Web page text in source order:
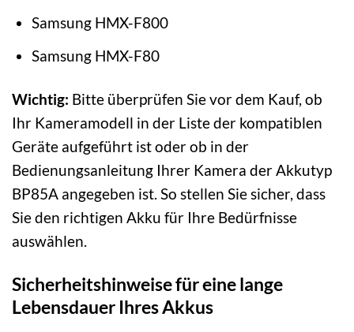
Samsung HMX-F800
Samsung HMX-F80
Wichtig: Bitte überprüfen Sie vor dem Kauf, ob
Ihr Kameramodell in der Liste der kompatiblen
Geräte aufgeführt ist oder ob in der
Bedienungsanleitung Ihrer Kamera der Akkutyp
BP85A angegeben ist. So stellen Sie sicher, dass
Sie den richtigen Akku für Ihre Bedürfnisse
auswählen.
Sicherheitshinweise für eine lange
Lebensdauer Ihres Akkus